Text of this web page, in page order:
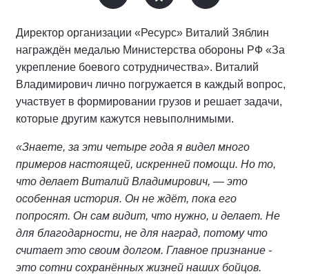
Директор организации «Ресурс» Виталий Зяблин
награждён медалью Министерства обороны РФ «За
укрепление боевого сотрудничества». Виталий
Владимирович лично погружается в каждый вопрос,
участвует в формировании грузов и решает задачи,
которые другим кажутся невыполнимыми.
«Знаете, за эти четыре года я видел много
примеров настоящей, искренней помощи. Но то,
что делает Виталий Владимирович, — это
особенная история. Он не ждёт, пока его
попросят. Он сам видит, что нужно, и делает. Не
для благодарности, не для наград, потому что
считает это своим долгом. Главное признание -
это сотни сохранённых жизней наших бойцов.